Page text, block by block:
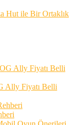
Hut ile Bir Ortaklık
Ally Fiyatı Belli